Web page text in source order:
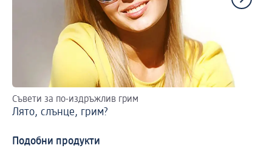
Съвети за по-издръжлив грим
Лято, слънце, грим?
Подобни продукти